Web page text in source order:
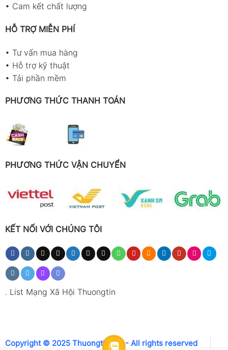
• Cam kết chất lượng
HỖ TRỢ MIỄN PHÍ
• Tư vấn mua hàng
• Hỗ trợ kỹ thuật
• Tải phần mềm
PHƯƠNG THỨC THANH TOÁN
PHƯƠNG THỨC VẬN CHUYỂN
KẾT NỐI VỚI CHÚNG TÔI
. List Mạng Xã Hội Thuongtin
Copyright © 2025 Thuongtin.net - All rights reserved